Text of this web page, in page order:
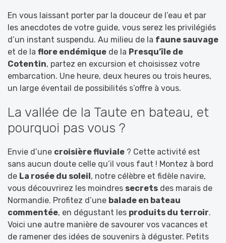
En vous laissant porter par la douceur de l’eau et par
les anecdotes de votre guide, vous serez les privilégiés
d’un instant suspendu. Au milieu de la faune sauvage
et de la flore endémique de la Presqu’île de
Cotentin, partez en excursion et choisissez votre
embarcation. Une heure, deux heures ou trois heures,
un large éventail de possibilités s’offre à vous.
La vallée de la Taute en bateau, et
pourquoi pas vous ?
Envie d’une croisière fluviale ? Cette activité est
sans aucun doute celle qu’il vous faut ! Montez à bord
de La rosée du soleil, notre célèbre et fidèle navire,
vous découvrirez les moindres secrets des marais de
Normandie. Profitez d’une balade en bateau
commentée, en dégustant les produits du terroir.
Voici une autre manière de savourer vos vacances et
de ramener des idées de souvenirs à déguster. Petits